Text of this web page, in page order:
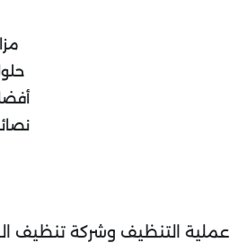
التنظيف وشركة تنظيف